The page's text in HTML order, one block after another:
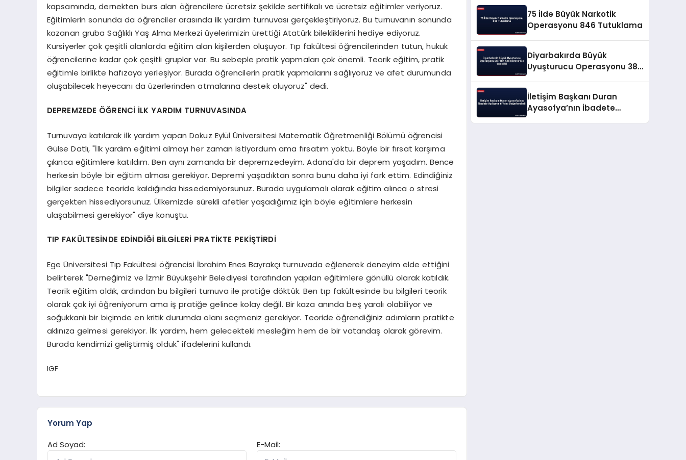
kapsamında, dernekten burs alan öğrencilere ücretsiz şekilde sertifikalı ve ücretsiz eğitimler veriyoruz.
Eğitimlerin sonunda da öğrenciler arasında ilk yardım turnuvası gerçekleştiriyoruz. Bu turnuvanın sonunda
kazanan gruba Sağlıklı Yaş Alma Merkezi üyelerimizin ürettiği Atatürk bilekliklerini hediye ediyoruz.
Kursiyerler çok çeşitli alanlarda eğitim alan kişilerden oluşuyor. Tıp fakültesi öğrencilerinden tutun, hukuk
öğrencilerine kadar çok çeşitli gruplar var. Bu sebeple pratik yapmaları çok önemli. Teorik eğitim, pratik
eğitimle birlikte hafızaya yerleşiyor. Burada öğrencilerin pratik yapmalarını sağlıyoruz ve afet durumunda
oluşabilecek heyecanı da üzerlerinden atmalarına destek oluyoruz" dedi.
DEPREMZEDE ÖĞRENCİ İLK YARDIM TURNUVASINDA
Turnuvaya katılarak ilk yardım yapan Dokuz Eylül Üniversitesi Matematik Öğretmenliği Bölümü öğrencisi
Gülse Datlı, "İlk yardım eğitimi almayı her zaman istiyordum ama fırsatım yoktu. Böyle bir fırsat karşıma
çıkınca eğitimlere katıldım. Ben aynı zamanda bir depremzedeyim. Adana'da bir deprem yaşadım. Bence
herkesin böyle bir eğitim alması gerekiyor. Depremi yaşadıktan sonra bunu daha iyi fark ettim. Edindiğiniz
bilgiler sadece teoride kaldığında hissedemiyorsunuz. Burada uygulamalı olarak eğitim alınca o stresi
gerçekten hissediyorsunuz. Ülkemizde sürekli afetler yaşadığımız için böyle eğitimlere herkesin
ulaşabilmesi gerekiyor" diye konuştu.
TIP FAKÜLTESİNDE EDİNDİĞİ BİLGİLERİ PRATİKTE PEKİŞTİRDİ
Ege Üniversitesi Tıp Fakültesi öğrencisi İbrahim Enes Bayrakçı turnuvada eğlenerek deneyim elde ettiğini
belirterek "Derneğimiz ve İzmir Büyükşehir Belediyesi tarafından yapılan eğitimlere gönüllü olarak katıldık.
Teorik eğitim aldık, ardından bu bilgileri turnuva ile pratiğe döktük. Ben tıp fakültesinde bu bilgileri teorik
olarak çok iyi öğreniyorum ama iş pratiğe gelince kolay değil. Bir kaza anında beş yaralı olabiliyor ve
soğukkanlı bir biçimde en kritik durumda olanı seçmeniz gerekiyor. Teoride öğrendiğiniz adımların pratikte
aklınıza gelmesi gerekiyor. İlk yardım, hem gelecekteki mesleğim hem de bir vatandaş olarak görevim.
Burada kendimizi geliştirmiş olduk" ifadelerini kullandı.
IGF
Yorum Yap
Ad Soyad:
E-Mail:
75 İlde Büyük Narkotik
Operasyonu 846 Tutuklama
Diyarbakırda Büyük
Uyuşturucu Operasyonu 387
İletişim Başkanı Duran
Ayasofya’nın İbadete